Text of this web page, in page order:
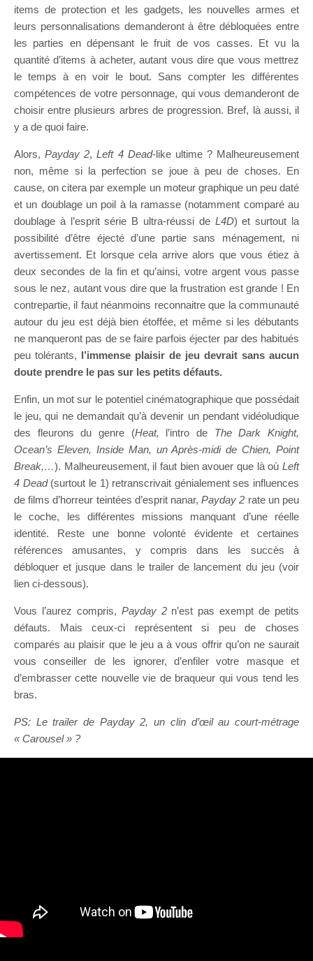
items de protection et les gadgets, les nouvelles armes et
leurs personnalisations demanderont à être débloquées entre
les parties en dépensant le fruit de vos casses. Et vu la
quantité d’items à acheter, autant vous dire que vous mettrez
le temps à en voir le bout. Sans compter les différentes
compétences de votre personnage, qui vous demanderont de
choisir entre plusieurs arbres de progression. Bref, là aussi, il
y a de quoi faire.
Alors,Payday 2,Left 4 Dead-like ultime ? Malheureusement
non, même si la perfection se joue à peu de choses. En
cause, on citera par exemple un moteur graphique un peu daté
et un doublage un poil à la ramasse (notamment comparé au
doublage à l’esprit série B ultra-réussi deL4D) et surtout la
possibilité d’être éjecté d’une partie sans ménagement, ni
avertissement. Et lorsque cela arrive alors que vous étiez à
deux secondes de la fin et qu’ainsi, votre argent vous passe
sous le nez, autant vous dire que la frustration est grande ! En
contrepartie, il faut néanmoins reconnaitre que la communauté
autour du jeu est déjà bien étoffée, et même si les débutants
ne manqueront pas de se faire parfois éjecter par des habitués
peu tolérants, l’immense plaisir de jeu devrait sans aucun
doute prendre le pas sur les petits défauts.
Enfin, un mot sur le potentiel cinématographique que possédait
le jeu, qui ne demandait qu’à devenir un pendant vidéoludique
des fleurons du genre (Heat, l’intro de The Dark Knight,
Ocean’s Eleven, Inside Man, un Après-midi de Chien, Point
Break,…). Malheureusement, il faut bien avouer que là où Left
4 Dead(surtout le 1) retranscrivait génialement ses influences
de films d’horreur teintées d’esprit nanar,Payday 2 rate un peu
le coche, les différentes missions manquant d’une réelle
identité. Reste une bonne volonté évidente et certaines
références amusantes, y compris dans les succès à
débloquer et jusque dans le trailer de lancement du jeu (voir
lien ci-dessous).
Vous l’aurez compris, Payday 2 n’est pas exempt de petits
défauts. Mais ceux-ci représentent si peu de choses
comparés au plaisir que le jeu a à vous offrir qu’on ne saurait
vous conseiller de les ignorer, d’enfiler votre masque et
d’embrasser cette nouvelle vie de braqueur qui vous tend les
bras.
PS: Le trailer de Payday 2, un clin d’œil au court-métrage
« Carousel » ?